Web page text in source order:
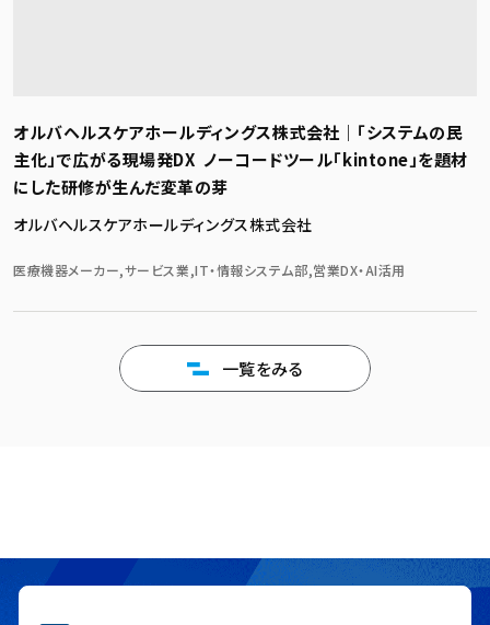
オルバヘルスケアホールディングス株式会社｜「システムの民
主化」で広がる現場発DX ―― ノーコードツール「kintone」を題材
にした研修が生んだ変革の芽
オルバヘルスケアホールディングス株式会社
医療機器メーカー,サービス業,IT・情報システム部,営業DX・AI活用
一覧をみる